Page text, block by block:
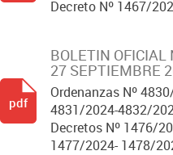
Decreto Nº 1467/
BOLETIN OFICIAL
27 SEPTIEMBRE
Ordenanzas Nº
4831/2024-4832/
Decretos Nº 1476/
1477/2024- 1478/
pdf